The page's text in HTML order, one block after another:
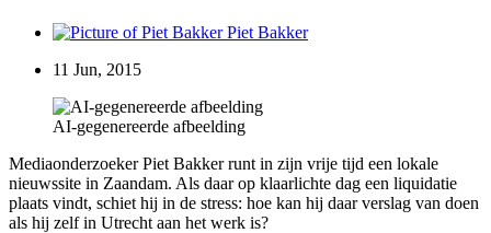
Piet Bakker
11 Jun, 2015
AI-gegenereerde afbeelding
Mediaonderzoeker Piet Bakker runt in zijn vrije tijd een lokale
nieuwssite in Zaandam. Als daar op klaarlichte dag een liquidatie
plaats vindt, schiet hij in de stress: hoe kan hij daar verslag van doen
als hij zelf in Utrecht aan het werk is?